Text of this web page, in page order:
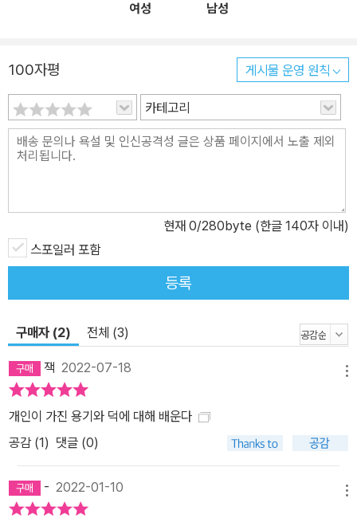
구》에서 처음으로 보상에 대한 생각을 밝혔다. 청각장애와 같은 생리
자신의 장애와 가장 관계 깊은 분야로 뛰어나 보이게 하는 것이다. 아
들러는 이를 통해 자신의 신체와 열등기관에 대한 인식이 인생의 목
표를 결정하는 중요한 요인이 된다는 학설을 발표했다. 인간행동은
완전히 무의식의 지배를 받는다고 믿었던 프로이트와 달리, 아들러는
인간은 환경과 부족함에 맞추어 라이프스타일을 창조하는 사회적인
존재라고 생각했다. 인간은 본래 권력 지향적이고 자신의 정체성 확
에 순응하여 공공의 복지에 기여하려는 존재라는 것이다. 열등감 콤
플렉스(inferiority complex) 아들러는 인간은 ‘부족함에서 비롯되
는 재능과 능력이 매우 많다.’고 지적한다. 그에 따르면 열등감과 함께
인정받고자 하는 욕구도 일어난다. 잘 성장하면 이런 열등감은 사라
지고 다른 사람을 희생시켜서까지 성공하겠다는 이기적인 발상도 사
라지게 된다. 신체와 마음의 문제든 환경문제든 어린 시절의 열등의
식이 문제라고 생각해버리는 경향이 일반적이지만, 무엇이 유리하고
불리할지는 상황에 따라 달라진다. 중요한 것은 결점을 결점으로 받
아들일지 여부이다. 열등감을 어떻게 떨쳐내느냐에 따라 인생이 결정
되지만, 때로는 극단적인 방법으로 열등감을 보완하려는 경우도 있
다. 이를 설명하기 위해 아들러가 내놓은 유명한 학술어가 바로 ‘열등
들러 심리학의 핵심을 이루는 생각은 ‘개인은 언제나 목표를 향해 노
력한다.’는 것이다. 프로이트가 인간행동의 원인을 과거에 일어난 일
여성
남성
100자평 게시물 운영 원칙
카테고리
현재 0/280byte (한글 140자 이내)
스포일러 포함
등록
구매자 (2) 전체 (3)
잭 2022-07-18
개인이 가진 용기와 덕에 대해 배운다
공감 (1) 댓글 (0)
- 2022-01-10